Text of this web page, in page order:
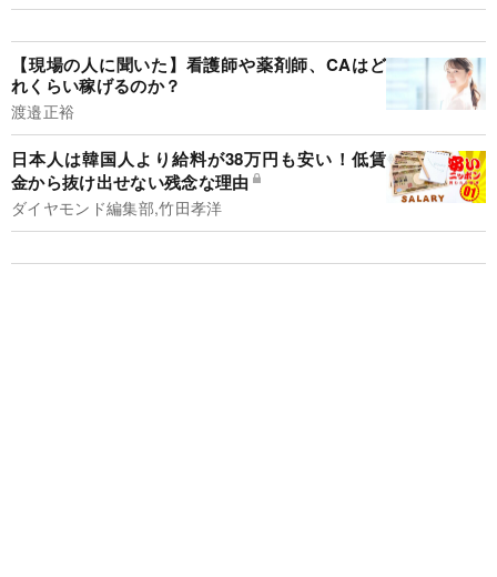
【現場の人に聞いた】看護師や薬剤師、CAはど
れくらい稼げるのか？
渡邉正裕
日本人は韓国人より給料が38万円も安い！低賃
金から抜け出せない残念な理由
ダイヤモンド編集部,竹田孝洋